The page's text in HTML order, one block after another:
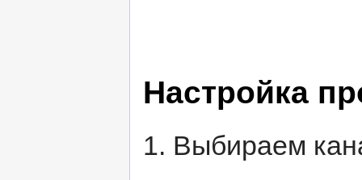
Настройка
1. Выбираем